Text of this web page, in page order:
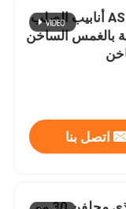
ASTM A53 BS1387 أنابيب الصلب
بالغمس الساخن
اتصل بنا